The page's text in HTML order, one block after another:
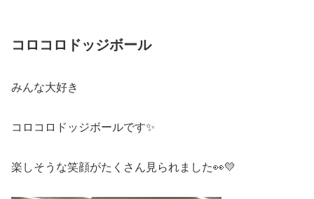
コロコロドッジボール
みんな大好き
コロコロドッジボールです✨
楽しそうな笑顔がたくさん見られました👀💛